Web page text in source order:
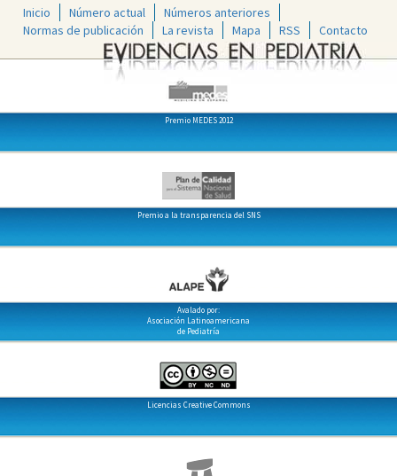
Inicio Número actual
Números anteriores
Normas de publicación
La revista Mapa RSS Contacto
Premio MEDES 2012
Premio a la transparencia del SNS
Avalado por:
Asociación Latinoamericana
de Pediatría
Licencias Creative Commons